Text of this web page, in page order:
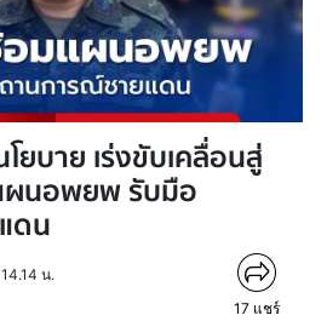
ยบาย เร่งขับเคลื่อนสู่
นอพยพ รับมือ
ดน
น.
17 แชร์